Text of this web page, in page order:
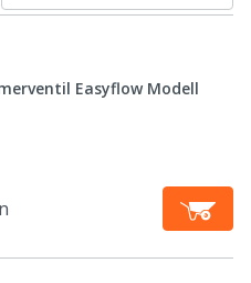
Easyflow Modell